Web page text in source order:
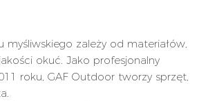
myśliwskiego zależy od materiałów,
okuć. Jako profesjonalny
roku, GAF Outdoor tworzy sprzęt,